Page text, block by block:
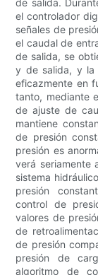
de salida.
el controlador
señales de
el caudal de
de salida, se
y de salida, y la
eficazmente en
tanto, mediante
de ajuste de
mantiene
de presión
presión es
verá seriamente
sistema
presión
control de
valores de
de
de presión
presión de
algoritmo de